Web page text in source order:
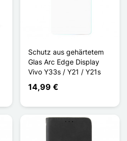
Schutz aus gehärtetem
Glas Arc Edge Display
Vivo Y33s / Y21 / Y21s
14,99 €